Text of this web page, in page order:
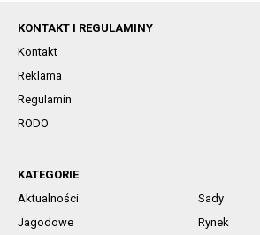
KONTAKT I REGULAMINY
Kontakt
Reklama
Regulamin
RODO
KATEGORIE
Aktualności
Sady
Jagodowe
Rynek